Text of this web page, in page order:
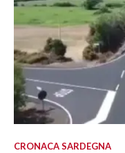
CRONACA SARDEGNA